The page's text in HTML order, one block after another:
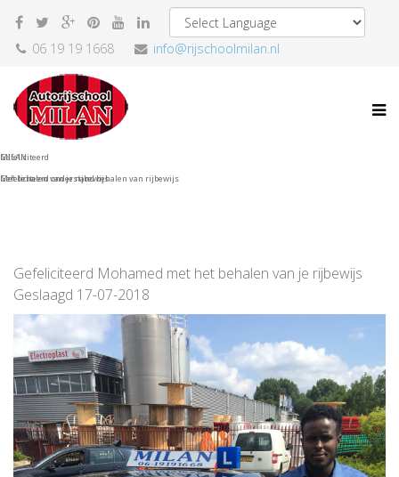
06 19 19 1668 info@rijschoolmilan.nl
MILAN
Gefeliciteerd onderstand behalen van rijbewijs
Gefeliciteerd
Met behalen van je rijbewijs
Gefeliciteerd Mohamed met het behalen van je rijbewijs
Geslaagd 17-07-2018